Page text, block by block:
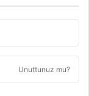
Unuttunuz mu?